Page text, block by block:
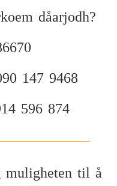
dåarjodh?
147 9468
596 874
muligheten til å